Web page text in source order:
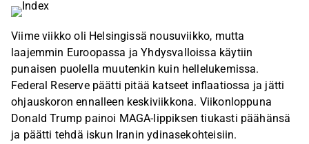
Viime viikko oli Helsingissä nousuviikko, mutta
laajemmin Euroopassa ja Yhdysvalloissa käytiin
punaisen puolella muutenkin kuin hellelukemissa.
Federal Reserve päätti pitää katseet inflaatiossa ja jätti
ohjauskoron ennalleen keskiviikkona. Viikonloppuna
Donald Trump painoi MAGA-lippiksen tiukasti päähänsä
ja päätti tehdä iskun Iranin ydinasekohteisiin.